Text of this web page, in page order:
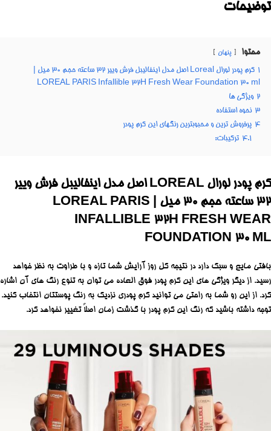
توضیحات
محتوا پنهان
1
کرم پودر لورال Loreal اصل مدل اینفالیبل فرش وییر 32 ساعته حجم ۳۰ میل |
LOREAL PARIS Infallible 32H Fresh Wear Foundation 30 ml
2 ویژگی ها
3 نحوه استفاده
4 پرفروش ترین و محبوبترین رنگهای این کرم پودر
4.1 ترکیبات:
کرم پودر لورال LOREAL اصل مدل اینفالیبل فرش وییر
32 ساعته حجم ۳۰ میل | LOREAL PARIS
INFALLIBLE 32H FRESH WEAR
FOUNDATION 30 ML
بافتی مایع و سبک دارد در نتیجه کل روز آرایش شما تازه و با طراوت به نظر خواهد
رسید. از دیگر ویژگی های این کرم پودر فوق العاده می توان به تنوع رنگ های آن اشاره
کرد. از این رو شما به راحتی می توانید کرم پودری نزدیک به رنگ پوستتان انتخاب کنید.
توجه داشته باشید که رنگ این کرم پودر با گذشت زمان اصلاً تغییر نخواهد کرد.